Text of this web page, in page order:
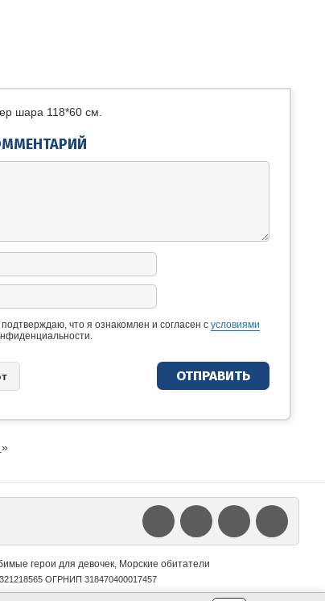
шара 118*60 см.
что я ознакомлен и согласен с условиями
»
герои для девочек, Морские обитатели
ОГРНИП 318470400017457